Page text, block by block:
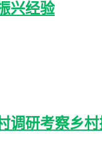
兴经验
研考察乡